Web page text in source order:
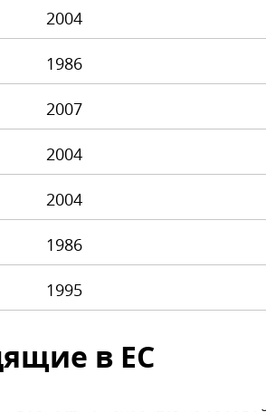
2004
1986
2007
2004
2004
1986
1995
в ЕС